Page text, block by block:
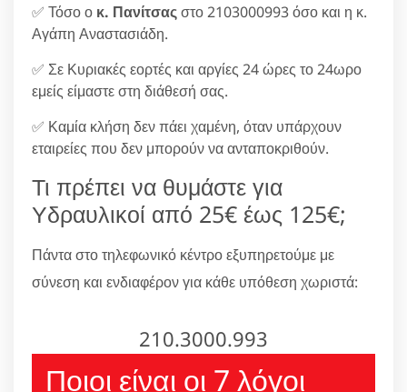
✅ Τόσο ο κ. Πανίτσαςστο 2103000993 όσο και η κ.
Αγάπη Αναστασιάδη.
✅ Σε Κυριακές εορτές και αργίες 24 ώρες το 24ωρο
εμείς είμαστε στη διάθεσή σας.
✅ Καμία κλήση δεν πάει χαμένη, όταν υπάρχουν
εταιρείες που δεν μπορούν να ανταποκριθούν.
Τι πρέπει να θυμάστε για
Υδραυλικοί από 25€ έως 125€;
Πάντα στο τηλεφωνικό κέντρο εξυπηρετούμε με
σύνεση και ενδιαφέρον για κάθε υπόθεση χωριστά:
210.3000.993
Ποιοι είναι οι 7 λόγοι